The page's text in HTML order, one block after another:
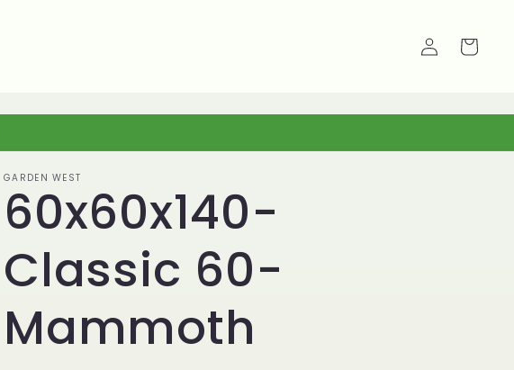
Accedi Carrello
GARDEN WEST
60x60x140-
Classic 60-
Mammoth